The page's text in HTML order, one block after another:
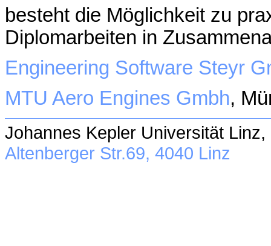
besteht die Möglichkeit zu
Diplomarbeiten in
Engineering Software Steyr
MTU Aero Engines Gmbh,
Johannes Kepler Universität Linz,
Altenberger Str.69, 4040 Linz